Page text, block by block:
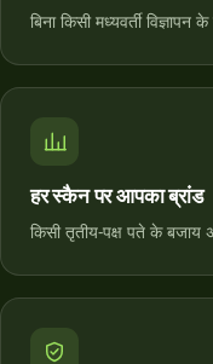
बिना किसी मध्यवर्ती
हर स्कैन पर आपका ब्रांड
किसी तृतीय-पक्ष पते के बजाय